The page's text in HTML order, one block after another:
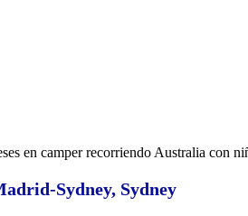
en camper recorriendo Australia con
Sydney, Sydney